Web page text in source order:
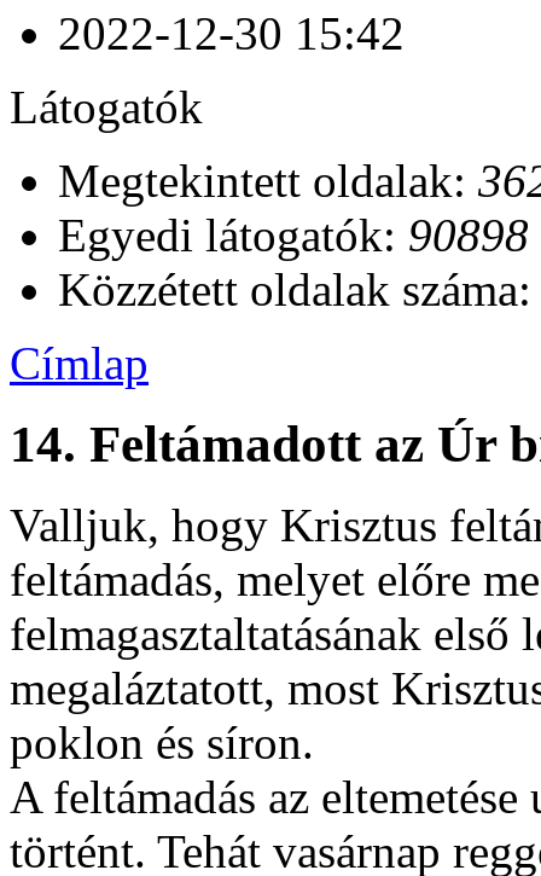
2022-12-30 15:42
Látogatók
Megtekintett oldalak:
Egyedi látogatók: 90898
Közzétett oldalak
Címlap
14. Feltámadott az Úr
Valljuk, hogy Krisztus
feltámadás, melyet előre
felmagasztaltatásának első
megaláztatott, most
poklon és síron.
A feltámadás az
történt. Tehát vasárnap